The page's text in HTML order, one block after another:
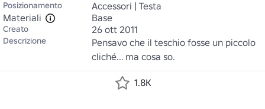
Posizionamento
Accessori | Testa
Materiali
Base
Creato 26 ott 2011
Descrizione
Pensavo che il teschio fosse un piccolo
cliché... ma cosa so.
1.8K